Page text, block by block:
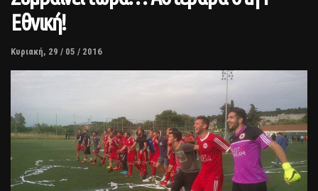
Εθνική!
Κυριακή, 29 / 05 / 2016